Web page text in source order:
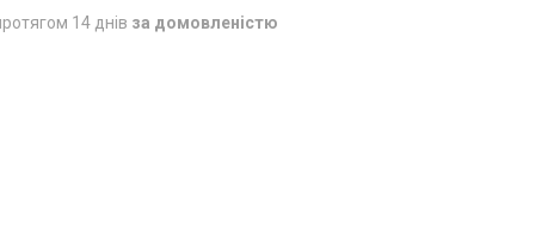
14 днів за домовленістю